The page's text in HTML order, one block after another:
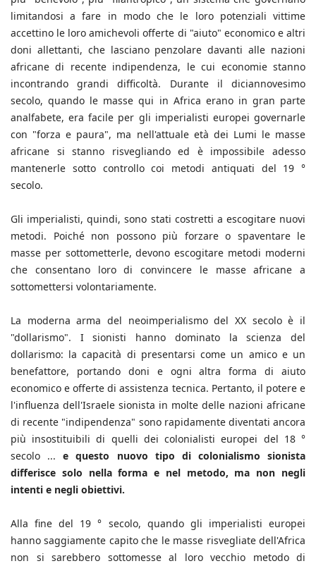
limitandosi a fare in modo che le loro potenziali vittime
accettino le loro amichevoli offerte di "aiuto" economico e altri
doni allettanti, che lasciano penzolare davanti alle nazioni
africane di recente indipendenza, le cui economie stanno
incontrando grandi difficoltà. Durante il diciannovesimo
secolo, quando le masse qui in Africa erano in gran parte
analfabete, era facile per gli imperialisti europei governarle
con "forza e paura", ma nell'attuale età dei Lumi le masse
africane si stanno risvegliando ed è impossibile adesso
mantenerle sotto controllo coi metodi antiquati del 19 °
secolo.
Gli imperialisti, quindi, sono stati costretti a escogitare nuovi
metodi. Poiché non possono più forzare o spaventare le
masse per sottometterle, devono escogitare metodi moderni
che consentano loro di convincere le masse africane a
sottomettersi volontariamente.
La moderna arma del neoimperialismo del XX secolo è il
"dollarismo". I sionisti hanno dominato la scienza del
dollarismo: la capacità di presentarsi come un amico e un
benefattore, portando doni e ogni altra forma di aiuto
economico e offerte di assistenza tecnica. Pertanto, il potere e
l'influenza dell'Israele sionista in molte delle nazioni africane
di recente "indipendenza" sono rapidamente diventati ancora
più insostituibili di quelli dei colonialisti europei del 18 °
secolo ...e questo nuovo tipo di colonialismo sionista
differisce solo nella forma e nel metodo, ma non negli
intenti e negli obiettivi.
Alla fine del 19 ° secolo, quando gli imperialisti europei
hanno saggiamente capito che le masse risvegliate dell'Africa
non si sarebbero sottomesse al loro vecchio metodo di